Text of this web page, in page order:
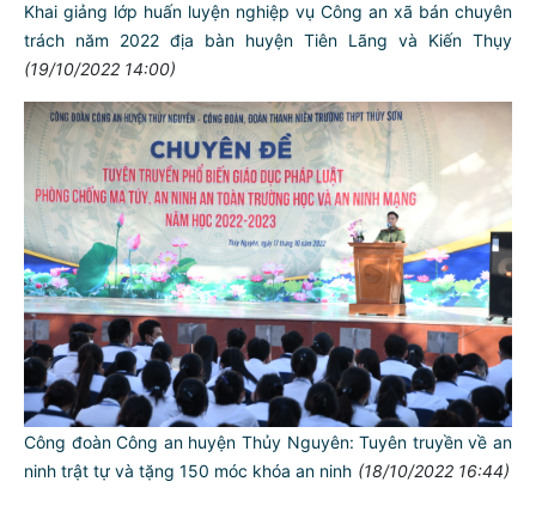
Khai giảng lớp huấn luyện nghiệp vụ Công an xã bán chuyên
trách năm 2022 địa bàn huyện Tiên Lãng và Kiến Thụy
(19/10/2022 14:00)
Công đoàn Công an huyện Thủy Nguyên: Tuyên truyền về an
ninh trật tự và tặng 150 móc khóa an ninh (18/10/2022 16:44)
TƯ CÁCH
NGƯỜI CÔNG AN CÁCH MỆNH LÀ:
Đối với tự mình, phải
CẦN, KIỆM, LIÊM, CHÍNH
Đối với đồng sự, phải
THÂN ÁI GIÚP ĐỠ
Đối với chính phủ, phải
TUYỆT ĐỐI TRUNG THÀNH